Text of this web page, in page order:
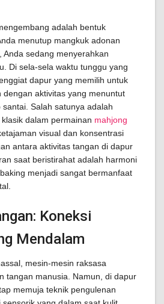
adalah bentuk
menutup mangkuk adonan
Anda sedang menyerahkan
Di sela-sela waktu tunggu yang
dapur yang memilih untuk
dengan aktivitas yang menuntut
Salah satunya adalah
dalam permainan mahjong
visual dan konsentrasi
antara aktivitas tangan di dapur
saat beristirahat adalah harmoni
menjadi sangat bermanfaat
Koneksi
Mendalam
mesin-mesin raksasa
tangan manusia. Namun, di dapur
memuja teknik pengulenan